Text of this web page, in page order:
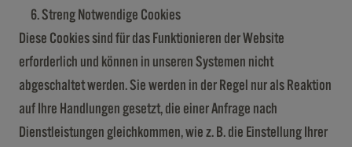
Streng Notwendige Cookies
Diese Cookies sind für das Funktionieren der Website
erforderlich und können in unseren Systemen nicht
abgeschaltet werden. Sie werden in der Regel nur als Reaktion
auf Ihre Handlungen gesetzt, die einer Anfrage nach
Dienstleistungen gleichkommen, wie z. B. die Einstellung Ihrer